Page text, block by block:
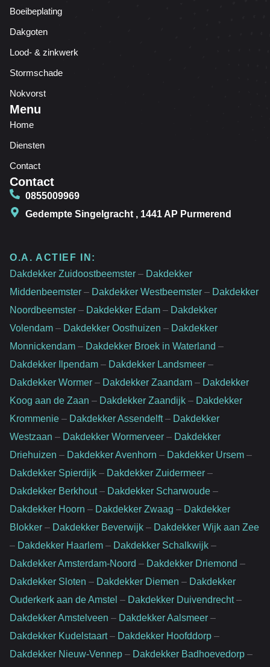
Boeibeplating
Dakgoten
Lood- & zinkwerk
Stormschade
Nokvorst
Menu
Home
Diensten
Contact
Contact
0855009969
Gedempte Singelgracht , 1441 AP Purmerend
O.A. ACTIEF IN:
Dakdekker Zuidoostbeemster – Dakdekker
Middenbeemster – Dakdekker Westbeemster – Dakdekker
Noordbeemster – Dakdekker Edam – Dakdekker
Volendam – Dakdekker Oosthuizen – Dakdekker
Monnickendam – Dakdekker Broek in Waterland –
Dakdekker Ilpendam – Dakdekker Landsmeer –
Dakdekker Wormer – Dakdekker Zaandam – Dakdekker
Koog aan de Zaan – Dakdekker Zaandijk – Dakdekker
Krommenie – Dakdekker Assendelft– Dakdekker
Westzaan – Dakdekker Wormerveer – Dakdekker
Driehuizen – Dakdekker Avenhorn – Dakdekker Ursem –
Dakdekker Spierdijk – Dakdekker Zuidermeer –
Dakdekker Berkhout– Dakdekker Scharwoude –
Dakdekker Hoorn – Dakdekker Zwaag – Dakdekker
Blokker – Dakdekker Beverwijk – Dakdekker Wijk aan Zee
– Dakdekker Haarlem – Dakdekker Schalkwijk –
Dakdekker Amsterdam-Noord – Dakdekker Driemond –
Dakdekker Sloten – Dakdekker Diemen – Dakdekker
Ouderkerk aan de Amstel – Dakdekker Duivendrecht–
Dakdekker Amstelveen – Dakdekker Aalsmeer –
Dakdekker Kudelstaart– Dakdekker Hoofddorp –
Dakdekker Nieuw-Vennep – Dakdekker Badhoevedorp –